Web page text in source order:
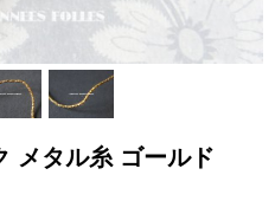
メタル糸 ゴールド